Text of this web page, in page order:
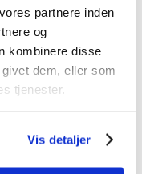
partnere inden
og
kombinere disse
dem, eller som
tjenester.
Vis detaljer